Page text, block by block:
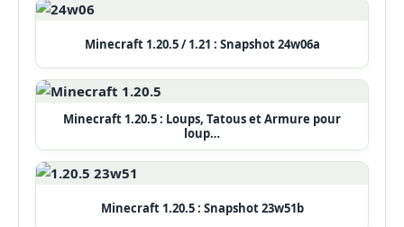
Minecraft 1.20.5 / 1.21 : Snapshot 24w06a
Minecraft 1.20.5 : Loups, Tatous et Armure pour
loup…
Minecraft 1.20.5 : Snapshot 23w51b